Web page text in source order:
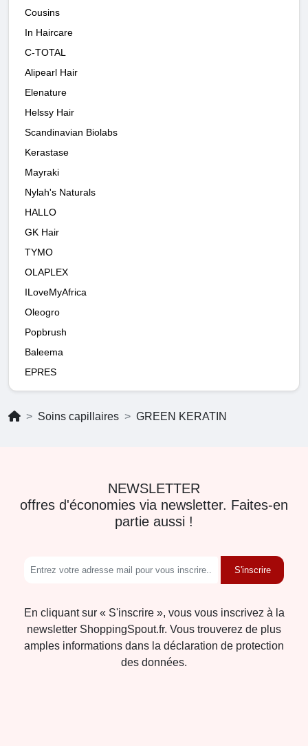
Cousins
In Haircare
C-TOTAL
Alipearl Hair
Elenature
Helssy Hair
Scandinavian Biolabs
Kerastase
Mayraki
Nylah's Naturals
HALLO
GK Hair
TYMO
OLAPLEX
ILoveMyAfrica
Oleogro
Popbrush
Baleema
EPRES
Soins capillaires GREEN KERATIN
NEWSLETTER
offres d'économies via newsletter. Faites-en
partie aussi !
S'inscrire
En cliquant sur « S'inscrire », vous vous inscrivez à la
newsletter ShoppingSpout.fr. Vous trouverez de plus
amples informations dans la déclaration de protection
des données.